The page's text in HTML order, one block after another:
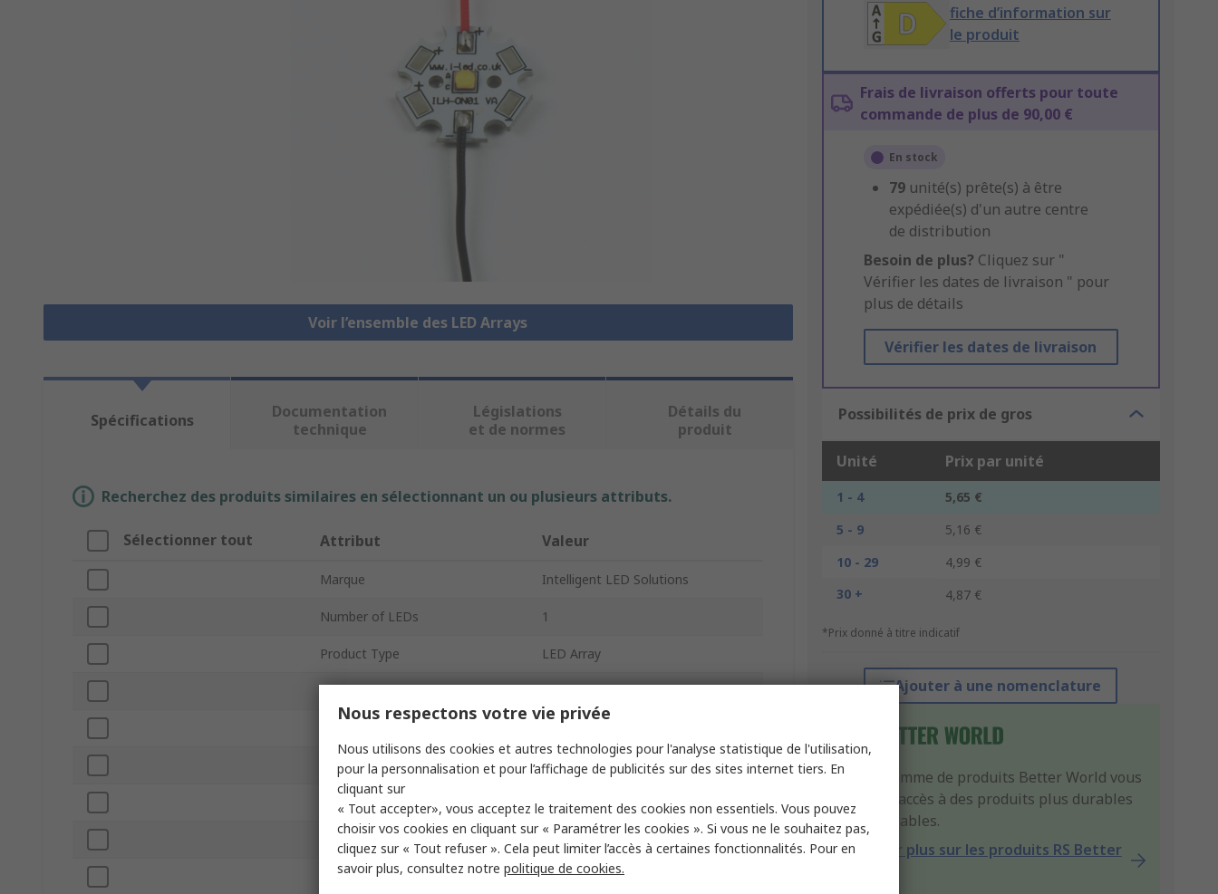
Voir l’ensemble des LED Arrays
fiche d’information sur
le produit
Frais de livraison offerts pour toute
commande de plus de 90,00 €
En stock
79 unité(s) prête(s) à être
expédiée(s) d'un autre centre
de distribution
Besoin de plus? Cliquez sur "
Vérifier les dates de livraison " pour
plus de détails
Vérifier les dates de livraison
Possibilités de prix de gros
Unité Prix par unité
1 - 4
5,65 €
5 - 9
5,16 €
10 - 29
4,99 €
30 +
4,87 €
*Prix donné à titre indicatif
Ajouter à une nomenclature
Notre gamme de produits Better World vous
facilite l'accès à des produits plus durables
et plus fiables.
En savoir plus sur les produits RS Better
Spécifications
Documentation
technique
Législations
et de normes
Détails du
produit
Recherchez des produits similaires en sélectionnant un ou plusieurs attributs.
Sélectionner tout Attribut Valeur
Marque Intelligent LED Solutions
Number of LEDs 1
Product Type LED Array
1300mA
Colour Temperature 5000K
Typical Luminous Flux 135lm
Connection Type Wire Lead
Outside Diameter 20mm
Nous respectons votre vie privée
Nous utilisons des cookies et autres technologies pour l'analyse statistique de l'utilisation,
pour la personnalisation et pour l’affichage de publicités sur des sites internet tiers. En
cliquant sur
« Tout accepter», vous acceptez le traitement des cookies non essentiels. Vous pouvez
choisir vos cookies en cliquant sur « Paramétrer les cookies ». Si vous ne le souhaitez pas,
cliquez sur « Tout refuser ». Cela peut limiter l’accès à certaines fonctionnalités. Pour en
savoir plus, consultez notre politique de cookies.